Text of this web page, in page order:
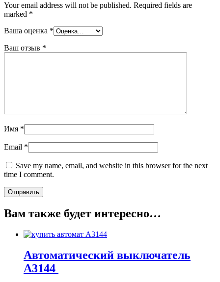
Your email address will not be published. Required fields are
marked *
Ваша оценка *
Ваш отзыв *
Имя *
Email *
Save my name, email, and website in this browser for the next
time I comment.
Вам также будет интересно…
Автоматический выключатель
А3144